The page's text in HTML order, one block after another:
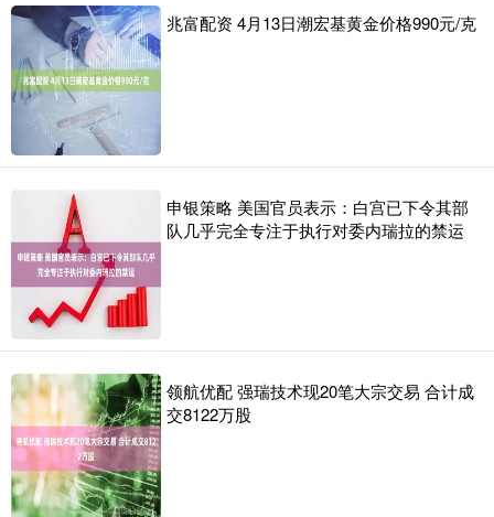
兆富配资 4月13日潮宏基黄金价格990元/克
申银策略 美国官员表示：白宫已下令其部
队几乎完全专注于执行对委内瑞拉的禁运
领航优配 强瑞技术现20笔大宗交易 合计成
交8122万股